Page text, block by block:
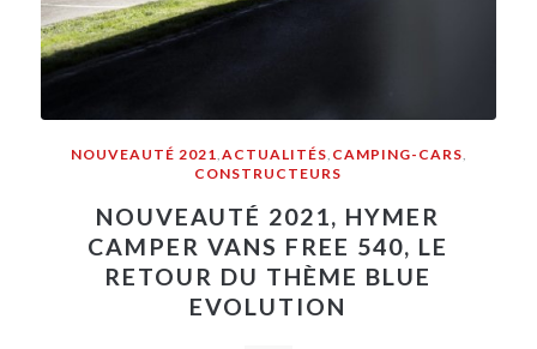
NOUVEAUTÉ 2021,ACTUALITÉS, CAMPING-CARS,
CONSTRUCTEURS
NOUVEAUTÉ 2021, HYMER
CAMPER VANS FREE 540, LE
RETOUR DU THÈME BLUE
EVOLUTION